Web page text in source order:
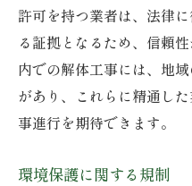
許可を持つ業者は、法律
る証拠となるため、信頼
内での解体工事には、地
があり、これらに精通し
事進行を期待できます。
環境保護に関する規制